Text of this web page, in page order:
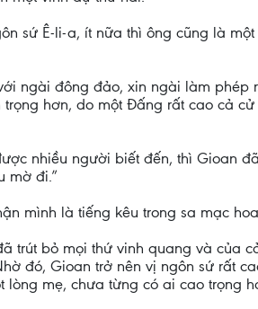
sứ Ê-li-a, ít nữa thì ông cũng là
ngài đông đảo, xin ngài làm phép
hơn, do một Đấng rất cao cả
nhiều người biết đến, thì Gioan
mờ đi.”
mình là tiếng kêu trong sa mạc
bỏ mọi thứ vinh quang và của
đó, Gioan trở nên vị ngôn sứ rất
mẹ, chưa từng có ai cao trọng